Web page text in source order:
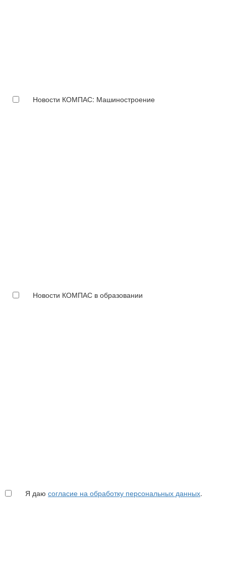
Новости КОМПАС: Машиностроение
Новости КОМПАС в образовании
Я даю согласие на обработку персональных данных.